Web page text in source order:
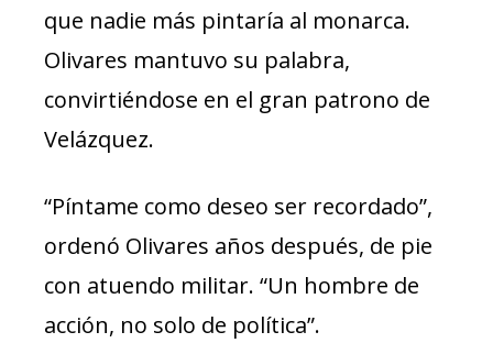
que nadie más pintaría al monarca.
Olivares mantuvo su palabra,
convirtiéndose en el gran patrono de
Velázquez.
“Píntame como deseo ser recordado”,
ordenó Olivares años después, de pie
con atuendo militar. “Un hombre de
acción, no solo de política”.